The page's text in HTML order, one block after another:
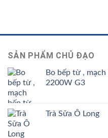
SẢN PHẨM CHỦ ĐẠO
Bo bếp từ ,
2200W G3
Trà Sữa Ô Long